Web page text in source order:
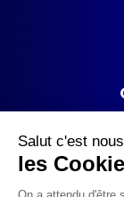
Salut c'est
les
On a attendu d'être